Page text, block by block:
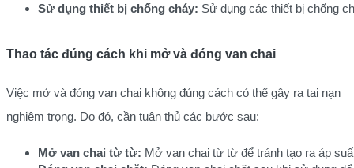
Sử dụng thiết bị chống cháy: Sử dụng các thiết bị chống
Thao tác đúng cách khi mở và đóng van chai
Việc mở và đóng van chai không đúng cách có thể gây ra tai nạn
nghiêm trọng. Do đó, cần tuân thủ các bước sau:
Mở van chai từ từ: Mở van chai từ từ để tránh tạo ra áp